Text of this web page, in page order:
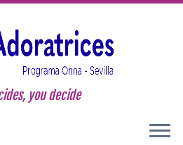
you decide